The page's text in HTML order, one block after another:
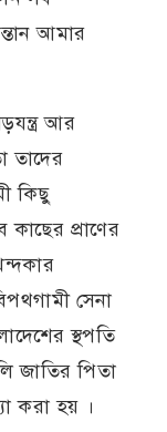
আমার
আর
তাদের
কিছু
কাছের প্রাণের
সেনা
স্থপতি
জাতির পিতা
করা হয় ।